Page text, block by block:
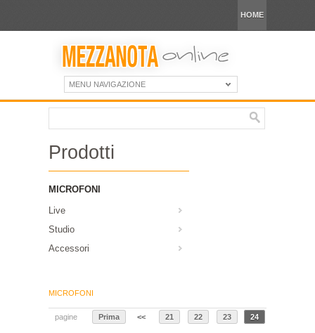
HOME
MENU NAVIGAZIONE
Prodotti
MICROFONI
Live
Studio
Accessori
MICROFONI
pagine Prima << 21 22 23 24